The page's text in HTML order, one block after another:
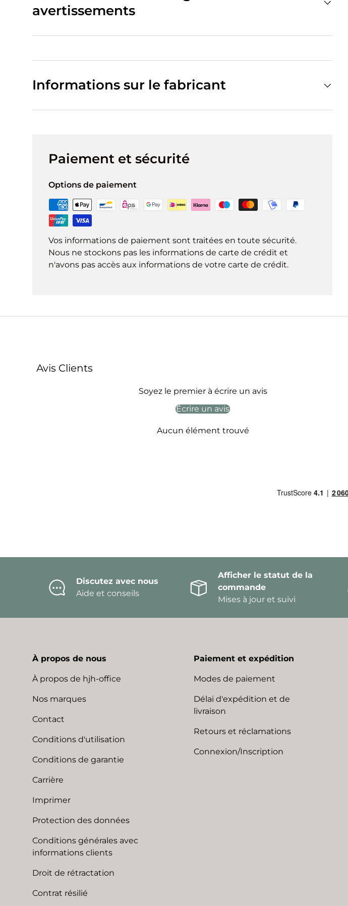
avertissements
Informations sur le fabricant
Paiement et sécurité
Options de paiement
Vos informations de paiement sont traitées en toute sécurité.
Nous ne stockons pas les informations de carte de crédit et
n'avons pas accès aux informations de votre carte de crédit.
Avis Clients
Soyez le premier à écrire un avis
Écrire un avis
Aucun élément trouvé
Discutez avec nous
Aide et conseils
Afficher le statut de la
commande
Mises à jour et suivi
À propos de nous
À propos de hjh-office
Nos marques
Contact
Conditions d'utilisation
Conditions de garantie
Carrière
Imprimer
Protection des données
Conditions générales avec
informations clients
Droit de rétractation
Contrat résilié
Paiement et expédition
Modes de paiement
Délai d'expédition et de
livraison
Retours et réclamations
Connexion/Inscription